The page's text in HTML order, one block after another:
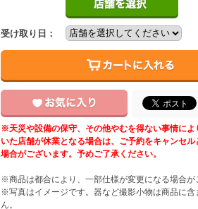
受け取り日：
※天災や設備の保守、その他やむを得ない事情によ
いた店舗が休業となる場合は、ご予約をキャンセル
場合がございます。予めご了承ください。
※商品は都合により、一部仕様が変更になる場合が
※写真はイメージです。器など撮影小物は商品に含
ん。